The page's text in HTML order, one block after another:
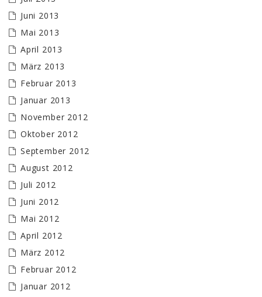
Juni 2013
Mai 2013
April 2013
März 2013
Februar 2013
Januar 2013
November 2012
Oktober 2012
September 2012
August 2012
Juli 2012
Juni 2012
Mai 2012
April 2012
März 2012
Februar 2012
Januar 2012